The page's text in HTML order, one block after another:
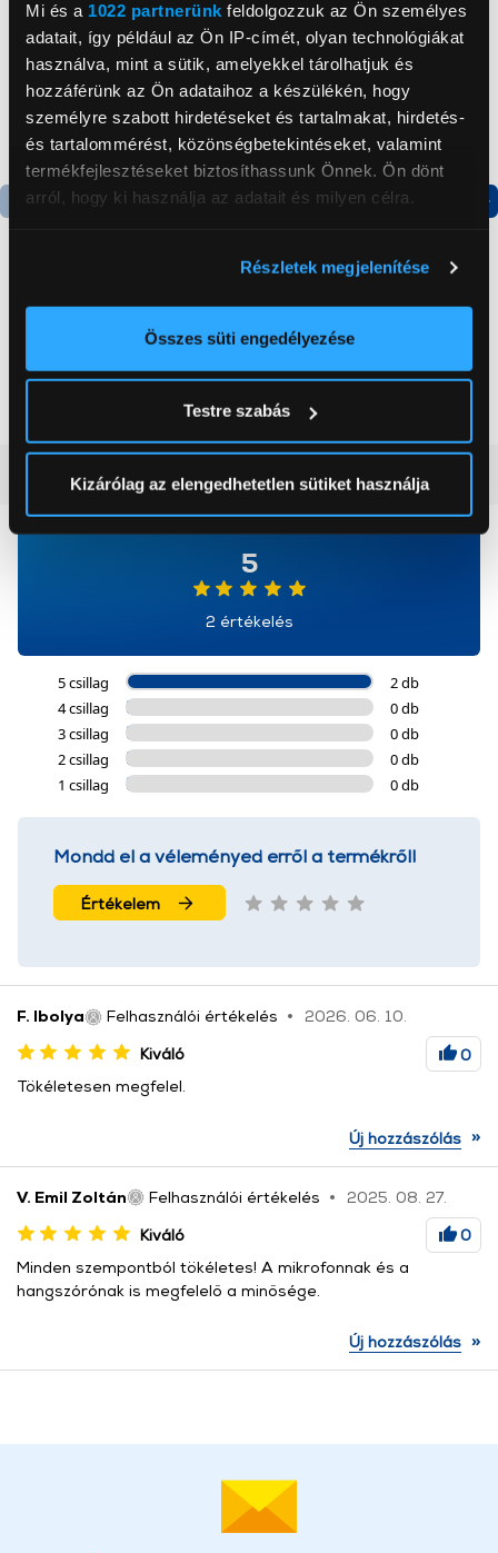
Mi és a 1022 partnerünk feldolgozzuk az Ön személyes
adatait, így például az Ön IP-címét, olyan technológiákat
használva, mint a sütik, amelyekkel tárolhatjuk és
hozzáférünk az Ön adataihoz a készülékén, hogy
személyre szabott hirdetéseket és tartalmakat, hirdetés-
és tartalommérést, közönségbetekintéseket, valamint
termékfejlesztéseket biztosíthassunk Önnek. Ön dönt
arról, hogy ki használja az adatait és milyen célra.
elhelyezkedéséről pár méteres pontossággal
Az Ön készülékén beazonosítása annak konkrét
módjairól és adja meg preferenciáit aRészletek
pontban. Bármikor módosíthatja vagy visszavonhatja a
Sütinyilatkozathoz való hozzájárulását.
okat használ, melyeket az Ön gépén tárol a rendszer. A
cookie-k személyazonosítására nem alkalmasak,
használatával Ön elfogadja a cookie-k használatát.
További információk:ÁSZFésAdatvédelem
Részletek megjelenítése
Összes süti engedélyezése
Testre szabás
Kizárólag az elengedhetetlen sütiket használja
CMF Buds 2 by Nothing
(B179) ANC TWS
23 999 Ft
Sony WI-C100 Bluetooth
fülhallgató, Fehér
(WIC100W.CE7)
15 999 Ft
Vásárlói vélemények(2)
5
2 értékelés
5 csillag
2 db
4 csillag
0 db
3 csillag
0 db
2 csillag
0 db
1 csillag
0 db
Mondd el a véleményed erről a termékről!
Értékelem
F. Ibolya Felhasználói értékelés
2026. 06. 10.
Kiváló
0
Tökéletesen megfelel.
Új hozzászólás »
V. Emil Zoltán Felhasználói értékelés
2025. 08. 27.
Kiváló
0
Minden szempontból tökéletes! A mikrofonnak és a
hangszórónak is megfelelő a minősége.
Új hozzászólás »